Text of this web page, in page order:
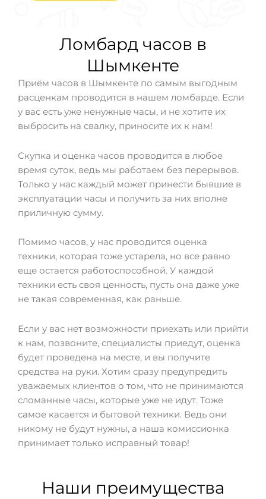
Ломбард часов в
Шымкенте
Приём часов в Шымкенте по самым выгодным
расценкам проводится в нашем ломбарде. Если
у вас есть уже ненужные часы, и не хотите их
выбросить на свалку, приносите их к нам!
Скупка и оценка часов проводится в любое
время суток, ведь мы работаем без перерывов.
Только у нас каждый может принести бывшие в
эксплуатации часы и получить за них вполне
приличную сумму.
Помимо часов, у нас проводится оценка
техники, которая тоже устарела, но все равно
еще остается работоспособной. У каждой
техники есть своя ценность, пусть она даже уже
не такая современная, как раньше.
Если у вас нет возможности приехать или прийти
к нам, позвоните, специалисты приедут, оценка
будет проведена на месте, и вы получите
средства на руки. Хотим сразу предупредить
уважаемых клиентов о том, что не принимаются
сломанные часы, которые уже не идут. Тоже
самое касается и бытовой техники. Ведь они
никому не будут нужны, а наша комиссионка
принимает только исправный товар!
Наши преимущества